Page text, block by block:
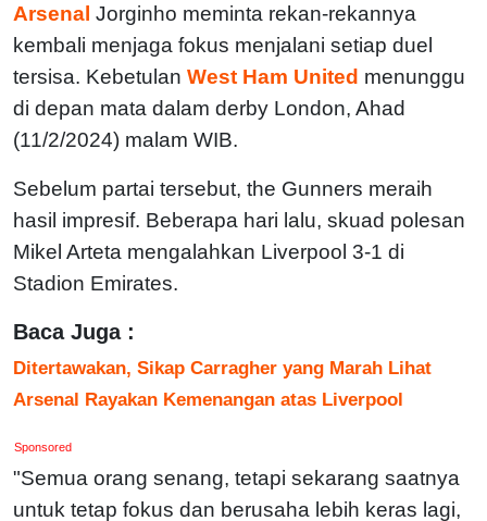
Arsenal Jorginho meminta rekan-rekannya
kembali menjaga fokus menjalani setiap duel
tersisa. Kebetulan West Ham United menunggu
di depan mata dalam derby London, Ahad
(11/2/2024) malam WIB.
Sebelum partai tersebut, the Gunners meraih
hasil impresif. Beberapa hari lalu, skuad polesan
Mikel Arteta mengalahkan Liverpool 3-1 di
Stadion Emirates.
Baca Juga :
Ditertawakan, Sikap Carragher yang Marah Lihat
Arsenal Rayakan Kemenangan atas Liverpool
Sponsored
"Semua orang senang, tetapi sekarang saatnya
untuk tetap fokus dan berusaha lebih keras lagi,